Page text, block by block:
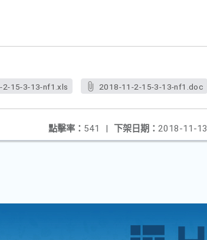
2-15-3-13-nf1.xls 2018-11-2-15-3-13-nf1.doc
下架日期： 2018-11-13
點擊率： 541 |